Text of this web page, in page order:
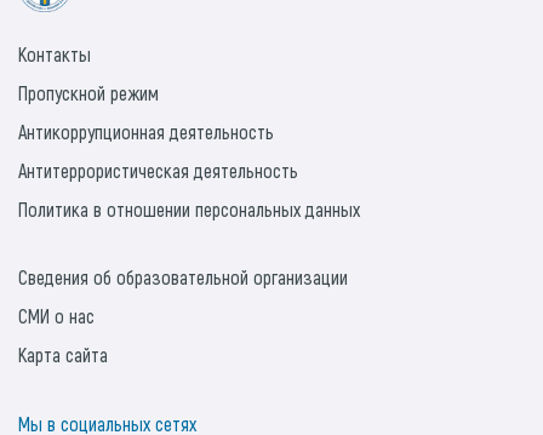
Контакты
Пропускной режим
Антикоррупционная деятельность
Антитеррористическая деятельность
Политика в отношении персональных данных
Сведения об образовательной организации
СМИ о нас
Карта сайта
Мы в социальных сетях